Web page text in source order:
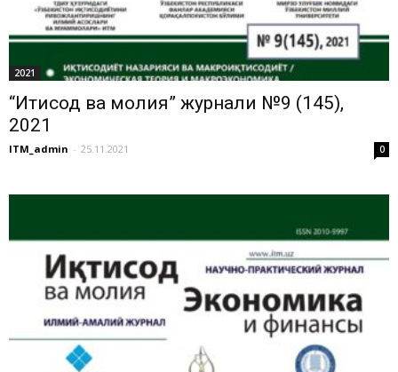
2021
“Иқтисод ва молия” журнали №9 (145),
2021
ITM_admin - 25.11.2021 0